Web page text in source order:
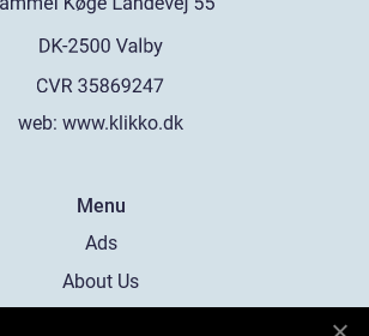
web: www.klikko.dk
Menu
Ads
About Us